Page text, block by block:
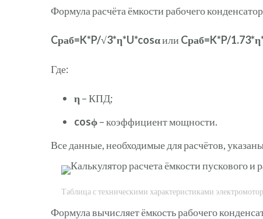
Формула расчёта ёмкости рабочего
Cраб=K*P/√3*η*U*cosαили Cраб=K*P/
Где:
η – КПД;
cosϕ– коэффициент мощности.
Все данные, необходимые для расчётов,
Таблица с техническими характеристиками
Формула вычисляет ёмкость рабочего